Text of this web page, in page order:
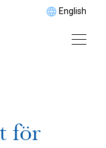
English
för